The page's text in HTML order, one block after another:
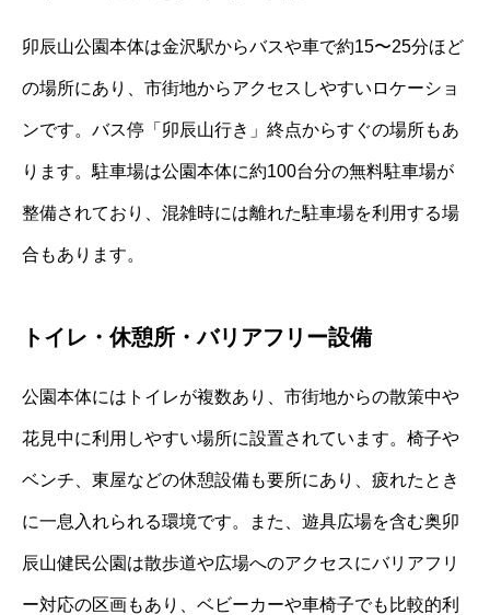
卯辰山公園本体は金沢駅からバスや車で約15〜25分ほど
の場所にあり、市街地からアクセスしやすいロケーショ
ンです。バス停「卯辰山行き」終点からすぐの場所もあ
ります。駐車場は公園本体に約100台分の無料駐車場が
整備されており、混雑時には離れた駐車場を利用する場
合もあります。
トイレ・休憩所・バリアフリー設備
公園本体にはトイレが複数あり、市街地からの散策中や
花見中に利用しやすい場所に設置されています。椅子や
ベンチ、東屋などの休憩設備も要所にあり、疲れたとき
に一息入れられる環境です。また、遊具広場を含む奥卯
辰山健民公園は散歩道や広場へのアクセスにバリアフリ
ー対応の区画もあり、ベビーカーや車椅子でも比較的利